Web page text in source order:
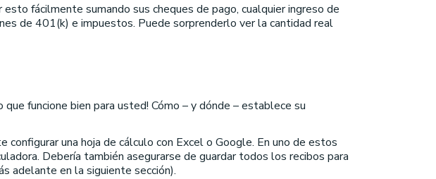
fácilmente sumando sus cheques de pago, cualquier ingreso de
de 401(k) e impuestos. Puede sorprenderlo ver la cantidad real
funcione bien para usted! Cómo – y dónde – establece su
una hoja de cálculo con Excel o Google. En uno de estos
Debería también asegurarse de guardar todos los recibos para
adelante en la siguiente sección).